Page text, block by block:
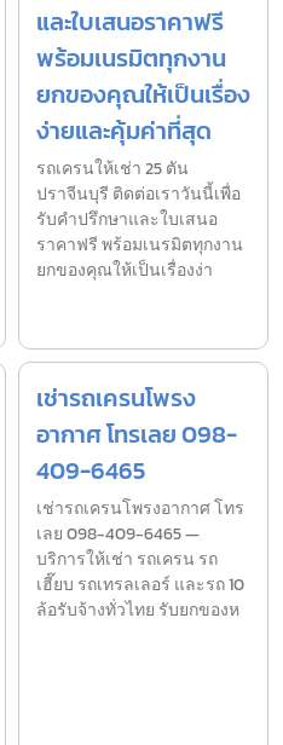
และใบเสนอราคาฟรี
พร้อมเนรมิตทุกงาน
ยกของคุณให้เป็นเรื่อง
ง่ายและคุ้มค่าที่สุด
รถเครนให้เช่า 25 ตัน
ปราจีนบุรี ติดต่อเราวันนี้เพื่อ
รับคำปรึกษาและใบเสนอ
ราคาฟรี พร้อมเนรมิตทุกงาน
ยกของคุณให้เป็นเรื่องง่า
เช่ารถเครนโพรง
อากาศ โทรเลย 098-
409-6465
เช่ารถเครนโพรงอากาศ โทร
เลย 098-409-6465 —
บริการให้เช่า รถเครน รถ
เฮี๊ยบ รถเทรลเลอร์ และรถ 10
ล้อรับจ้างทั่วไทย รับยกของห